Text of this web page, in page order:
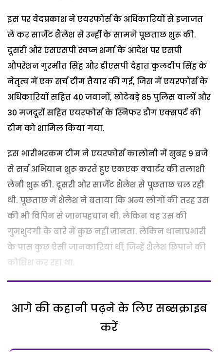
इस पर वेदप्रकाश ने एयरफोर्स के अधिकारियों से इजाजत
ले कर सार्जेंट शैलेश से उन्हीं के सामने पूछताछ शुरू की.
दूसरी ओर एसएसपी स्वप्न शर्मा के आदेश पर एसपी
औपरेशन गुरमीत सिंह और डीएसपी देहात कुलदीप सिंह के
नेतृत्व में एक सर्च टीम तैयार की गई, जिस में एयरफोर्स के
अधिकारियों सहित 40 जवानों, छोटेबड़े 85 पुलिस वालों और
30 मजदूरों सहित एयरफोर्स के स्निफर डौग एक्सपर्ट की
टीम को शामिल किया गया.
इस भारीभरकम टीम ने एयरफोर्स कालोनी में सुबह 9 बजे
से सर्च अभियान शुरू करते हुए एकएक क्वार्टर की तलाशी
लेनी शुरू की. दूसरी ओर सार्जेंट शैलेश से पूछताछ चल रही
थी. पूछताछ में शैलेश ने बताया कि अन्य लोगों की तरह उस
की भी विपिन से जानपहचान थी. लेकिन वह उस की
गुमशुदगी के बारे में कुछ नहीं जानता. लेकिन थानाप्रभारी
के पास कुछ ऐसी जानकारियां थीं, जिन्हें शैलेश छिपाने की
कोशिश कर रहा था.
आगे की कहानी पढ़ने के लिए सब्सक्राइब
करें